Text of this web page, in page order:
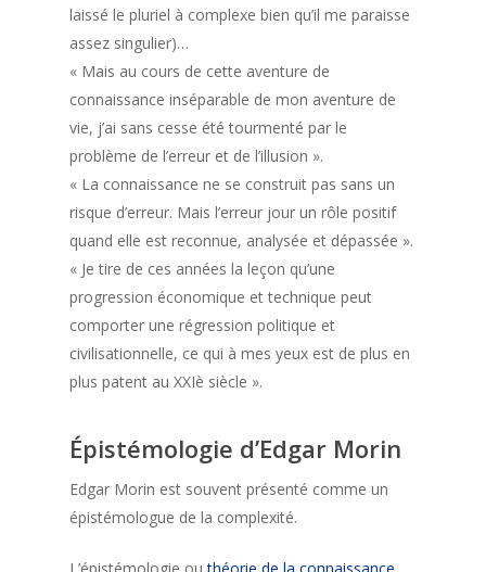
laissé le pluriel à complexe bien qu’il me paraisse
assez singulier)…
« Mais au cours de cette aventure de
connaissance inséparable de mon aventure de
vie, j’ai sans cesse été tourmenté par le
problème de l’erreur et de l’illusion ».
« La connaissance ne se construit pas sans un
risque d’erreur. Mais l’erreur jour un rôle positif
quand elle est reconnue, analysée et dépassée ».
« Je tire de ces années la leçon qu’une
progression économique et technique peut
comporter une régression politique et
civilisationnelle, ce qui à mes yeux est de plus en
plus patent au XXIè siècle ».
Épistémologie d’Edgar Morin
Edgar Morin est souvent présenté comme un
épistémologue de la complexité.